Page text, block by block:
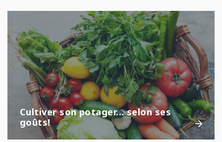
Cultiver son potager... selon ses
goûts!